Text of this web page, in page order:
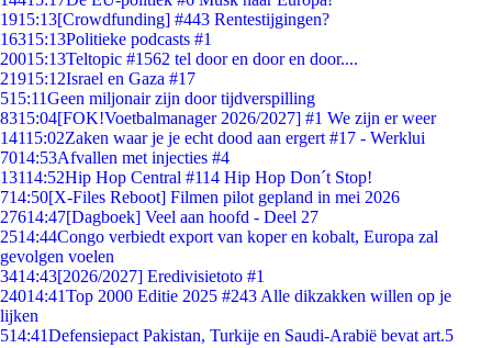
1915:13[Crowdfunding] #443 Rentestijgingen?
16315:13Politieke podcasts #1
20015:13Teltopic #1562 tel door en door en door....
21915:12Israel en Gaza #17
515:11Geen miljonair zijn door tijdverspilling
8315:04[FOK!Voetbalmanager 2026/2027] #1 We zijn er weer
14115:02Zaken waar je je echt dood aan ergert #17 - Werklui
7014:53Afvallen met injecties #4
13114:52Hip Hop Central #114 Hip Hop Don´t Stop!
714:50[X-Files Reboot] Filmen pilot gepland in mei 2026
27614:47[Dagboek] Veel aan hoofd - Deel 27
2514:44Congo verbiedt export van koper en kobalt, Europa zal
gevolgen voelen
3414:43[2026/2027] Eredivisietoto #1
24014:41Top 2000 Editie 2025 #243 Alle dikzakken willen op je
lijken
514:41Defensiepact Pakistan, Turkije en Saudi-Arabië bevat art.5